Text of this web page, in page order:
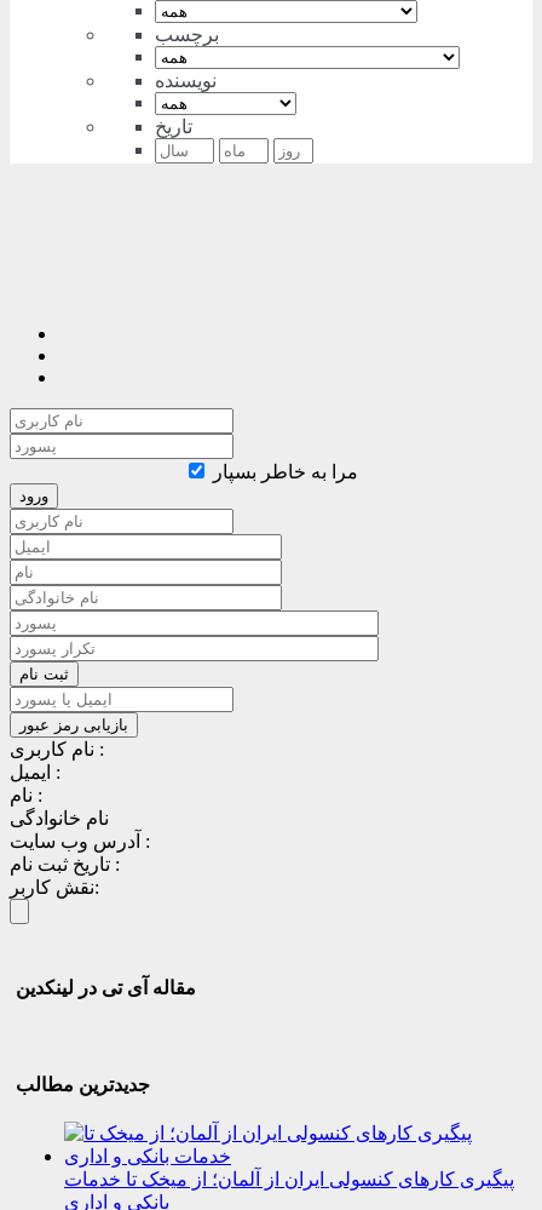
برچسب
نویسنده
تاریخ
مرا به خاطر بسپار
نام کاربری :
ایمیل :
نام :
نام خانوادگی
آدرس وب سایت :
تاریخ ثبت نام :
نقش کاربر:
مقاله آی تی در لینکدین
جدیدترین مطالب
پیگیری کارهای کنسولی ایران از آلمان؛ از میخک تا خدمات
بانکی و اداری